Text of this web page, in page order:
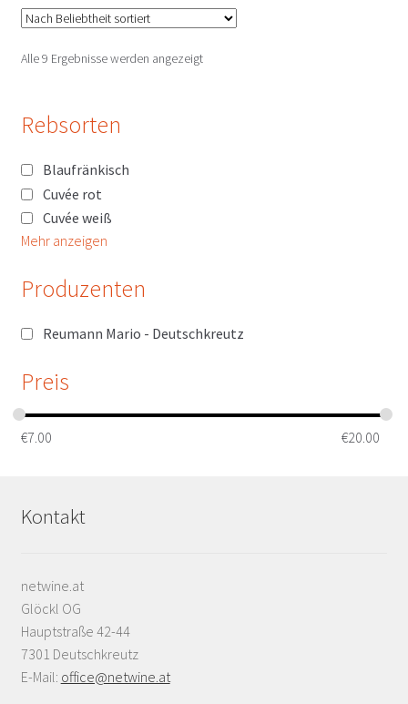
Alle 9 Ergebnisse werden angezeigtNach
Rebsorten
Blaufränkisch
Cuvée rot
Cuvée weiß
Mehr anzeigen
Produzenten
Reumann Mario - Deutschkreutz
Preis
€7.00 €20.00
Kontakt
netwine.at
Glöckl OG
Hauptstraße 42-44
7301 Deutschkreutz
E-Mail: office@netwine.at